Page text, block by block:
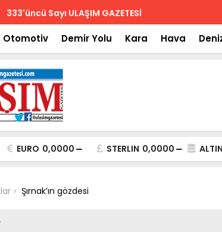
Biletler 12 saatte iade
Otomotiv Demir Yolu Kara Hava
EURO 0,0000 STERLIN 0,0000 ALTIN
Şırnak’ın gözdesi